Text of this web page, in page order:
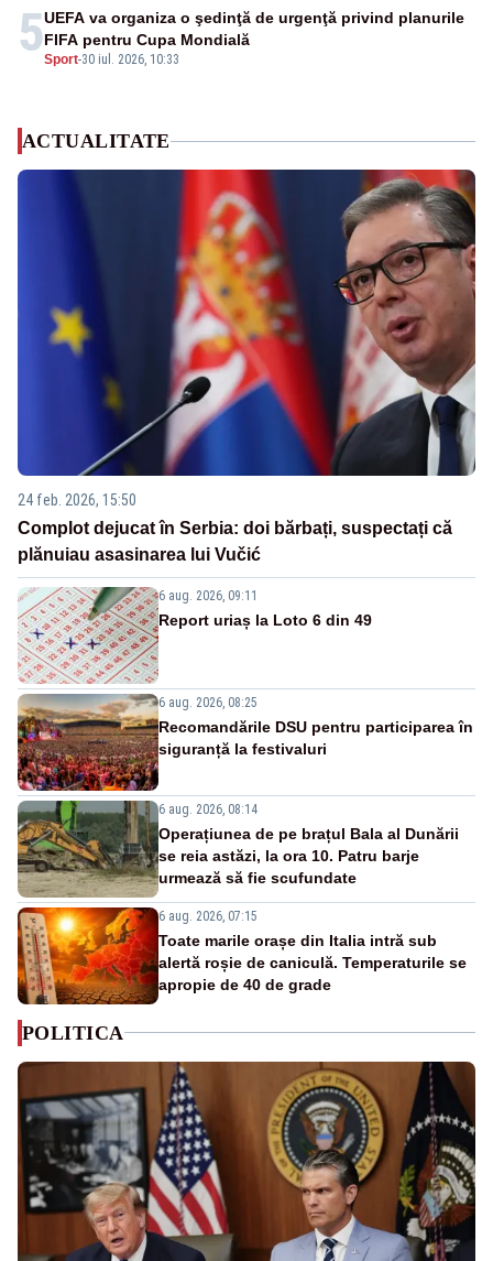
5Sport-30 iul. 2026, 10:33
UEFA va organiza o şedinţă de urgenţă privind planurile
FIFA pentru Cupa Mondială
ACTUALITATE
24 feb. 2026, 15:50
Complot dejucat în Serbia: doi bărbați, suspectați că
plănuiau asasinarea lui Vučić
6 aug. 2026, 09:11
Report uriaș la Loto 6 din 49
6 aug. 2026, 08:25
Recomandările DSU pentru participarea în
siguranță la festivaluri
6 aug. 2026, 08:14
Operațiunea de pe brațul Bala al Dunării
se reia astăzi, la ora 10. Patru barje
urmează să fie scufundate
6 aug. 2026, 07:15
Toate marile orașe din Italia intră sub
alertă roșie de caniculă. Temperaturile se
apropie de 40 de grade
POLITICA